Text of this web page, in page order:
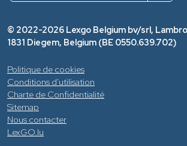
© 2022-2026 Lexgo Belgium bv/srl,
1831 Diegem, Belgium (BE 0550.639.702)
Politique de cookies
Conditions d'utilisation
Charte de Confidentialité
Sitemap
Nous contacter
LexGO.lu